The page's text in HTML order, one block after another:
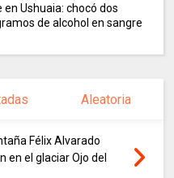
Ushuaia: chocó dos
de alcohol en sangre
Aleatoria
Félix Alvarado
el glaciar Ojo del